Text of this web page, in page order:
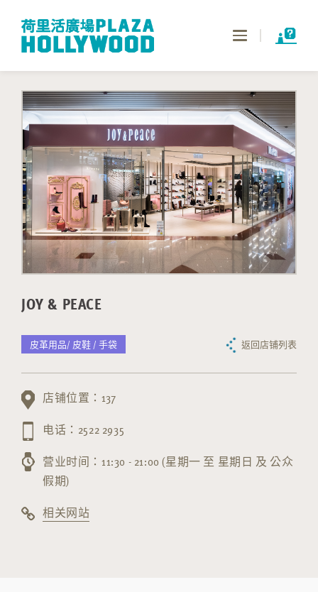
Toggle
JOY & PEACE
皮革用品/ 皮鞋 / 手袋 返回店铺列表
店铺位置：137
电话：2522 2935
营业时间：11:30 - 21:00 (星期一 至 星期日 及 公众
假期)
相关网站